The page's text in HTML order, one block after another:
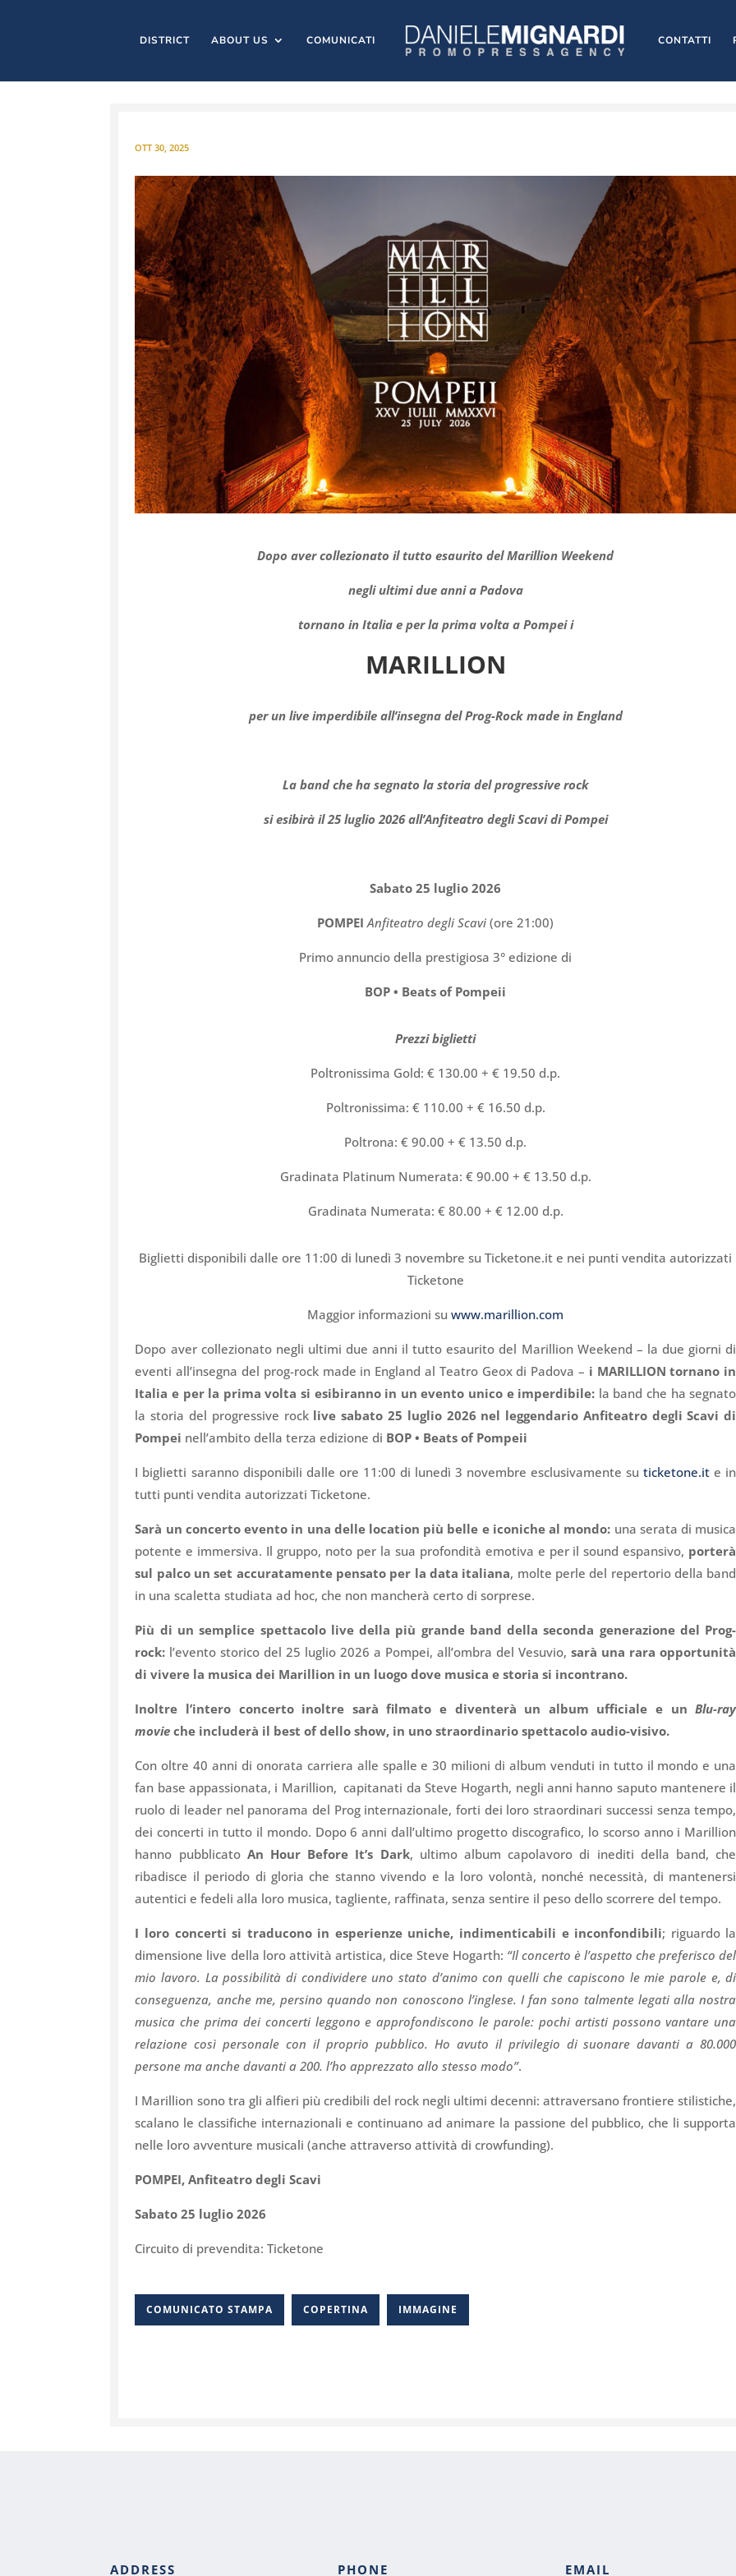
DISTRICT ABOUT US COMUNICATI CONTATTI
OTT 30, 2025
Dopo aver collezionato il tutto esaurito del Marillion Weekend
negli ultimi due anni a Padova
tornano in Italia e per la prima volta a Pompei i
MARILLION
per un liveimperdibile all’insegna del Prog-Rock made in England
La band che ha segnato la storia del progressive rock
si esibirà il25 luglio 2026 all’Anfiteatro degli Scavidi Pompei
Sabato 25 luglio 2026
POMPEI Anfiteatro degli Scavi (ore 21:00)
Primo annuncio della prestigiosa 3° edizione di
BOP • Beats of Pompeii
Prezzi biglietti
Poltronissima Gold: € 130.00 + € 19.50 d.p.
Poltronissima: € 110.00 + € 16.50 d.p.
Poltrona: € 90.00 + € 13.50 d.p.
Gradinata Platinum Numerata: € 90.00 + € 13.50 d.p.
Gradinata Numerata: € 80.00 + € 12.00 d.p.
Biglietti disponibili dalle ore 11:00 di lunedì 3 novembre su Ticketone.it e nei punti vendita autorizzati
Ticketone
Maggior informazioni suwww.marillion.com
Dopo aver collezionato negli ultimi due anni il tutto esaurito del Marillion Weekend – la due giorni di
eventi all’insegna del prog-rock made in England al Teatro Geox di Padova – i MARILLION tornano in
Italia e per la prima volta si esibiranno in un evento unico e imperdibile: la band che ha segnato
la storia del progressive rock live sabato 25 luglio 2026 nel leggendario Anfiteatro degli Scavi di
Pompei nell’ambito della terza edizione di BOP • Beats of Pompeii
I biglietti saranno disponibili dalle ore 11:00 di lunedì 3 novembre esclusivamente suticketone.it e in
tutti punti vendita autorizzati Ticketone.
Sarà un concerto evento in una delle location più belle e iconiche al mondo: una serata di musica
potente e immersiva. Il gruppo, noto per la sua profondità emotiva e per il sound espansivo, porterà
sul palco un set accuratamente pensato per la data italiana, molte perle del repertorio della band
in una scaletta studiata ad hoc, che non mancherà certo di sorprese.
Più di un semplice spettacolo live della più grande band della seconda generazione del Prog-
rock: l’evento storico del 25 luglio 2026 a Pompei, all’ombra del Vesuvio,sarà una rara opportunità
di vivere la musica dei Marillion in un luogo dove musica e storia si incontrano.
Inoltre l’intero concerto inoltre sarà filmato e diventerà un album ufficiale e unBlu-ray
movie che includerà il best of dello show, in uno straordinario spettacolo audio-visivo.
Con oltre 40 anni di onorata carriera alle spalle e 30 milioni di album venduti in tutto il mondo e una
fan base appassionata, i Marillion, capitanati da Steve Hogarth, negli anni hanno saputo mantenere il
ruolo di leader nel panorama del Prog internazionale, forti dei loro straordinari successi senza tempo,
dei concerti in tutto il mondo. Dopo 6 anni dall’ultimo progetto discografico, lo scorso anno i Marillion
hanno pubblicato An Hour Before It’s Dark, ultimo album capolavoro di inediti della band, che
ribadisce il periodo di gloria che stanno vivendo e la loro volontà, nonché necessità, di mantenersi
autentici e fedeli alla loro musica, tagliente, raffinata, senza sentire il peso dello scorrere del tempo.
I loro concerti si traducono in esperienze uniche, indimenticabili e inconfondibili; riguardo la
dimensione live della loro attività artistica, dice Steve Hogarth: “Il concerto è l’aspetto che preferisco del
mio lavoro. La possibilità di condividere uno stato d’animo con quelli che capiscono le mie parole e, di
conseguenza, anche me, persino quando non conoscono l’inglese. I fan sono talmente legati alla nostra
musica che prima dei concerti leggono e approfondiscono le parole: pochi artisti possono vantare una
relazione così personale con il proprio pubblico. Ho avuto il privilegio di suonare davanti a 80.000
persone ma anche davanti a 200. l’ho apprezzato allo stesso modo”.
I Marillion sono tra gli alfieri più credibili del rock negli ultimi decenni: attraversano frontiere stilistiche,
scalano le classifiche internazionali e continuano ad animare la passione del pubblico, che li supporta
nelle loro avventure musicali (anche attraverso attività di crowfunding).
POMPEI, Anfiteatro degli Scavi
Sabato 25 luglio 2026
Circuito di prevendita: Ticketone
COMUNICATO STAMPA COPERTINA IMMAGINE
ADDRESS PHONE EMAIL